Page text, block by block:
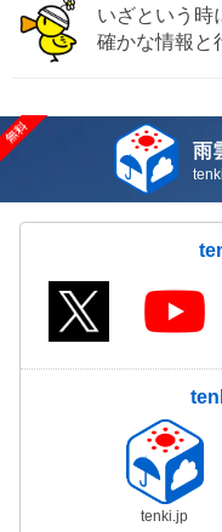
いざという時
確かな情報と
雨
tenki.jp